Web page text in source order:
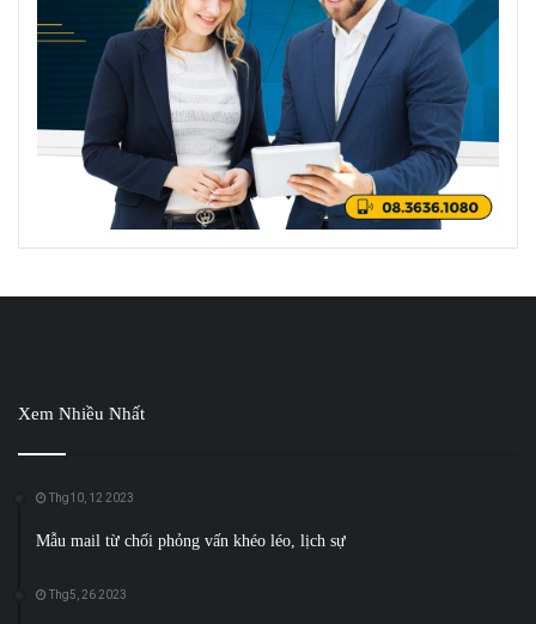
Xem Nhiều Nhất
Thg10, 12 2023
Mẫu mail từ chối phỏng vấn khéo léo, lịch sự
Thg5, 26 2023